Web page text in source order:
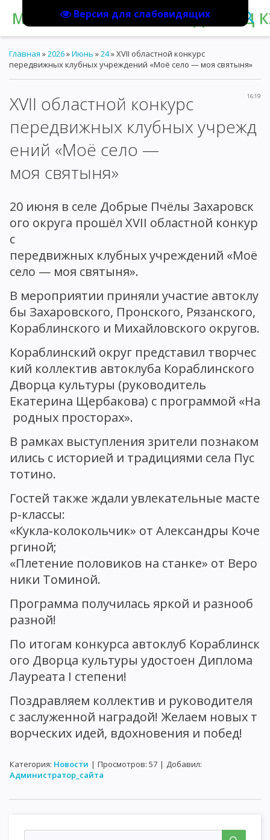
Версия для слабовидящих
МБУК "КОРАБЛИНСКИЙ ДВОРЕЦ
Главная »2026»Июнь »24» XVII областной конкурс
передвижных клубных учреждений «Моё село — моя святыня»
16:19
XVII областной конкурс
передвижных клубных учрежд
ений «Моё село —
моя святыня»
20 июня в селе Добрые Пчёлы Захаровск
ого округа прошёл XVII областной конкур
с
передвижных клубных учреждений «Моё
село — моя святыня».
В мероприятии приняли участие автоклу
бы Захаровского, Пронского, Рязанского,
Кораблинского и Михайловского округов.
Кораблинский округ представил творчес
кий коллектив автоклуба Кораблинского
Дворца культуры (руководитель
Екатерина Щербакова) с программой «На
родных просторах».
В рамках выступления зрители познаком
ились с историей и традициями села Пус
тотино.
Гостей также ждали увлекательные масте
р‑классы:
«Кукла‑колокольчик» от Александры Коче
ргиной;
«Плетение половиков на станке» от Веро
ники Томиной.
Программа получилась яркой и разнооб
разной!
По итогам конкурса автоклуб Кораблинск
ого Дворца культуры удостоен Диплома
Лауреата I степени!
Поздравляем коллектив и руководителя
с заслуженной наградой! Желаем новых т
ворческих идей, вдохновения и побед!
Категория: Новости | Просмотров: 57 | Добавил:
Администратор_сайта